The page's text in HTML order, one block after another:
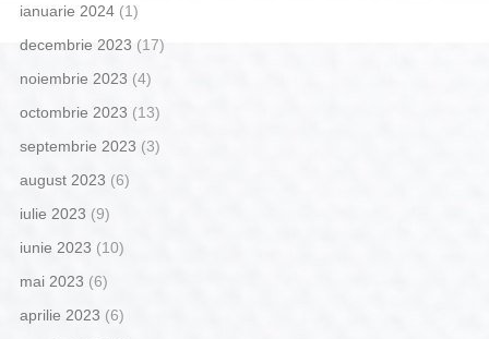
ianuarie 2024(1)
decembrie 2023 (17)
noiembrie 2023 (4)
octombrie 2023 (13)
septembrie 2023 (3)
august 2023 (6)
iulie 2023 (9)
iunie 2023 (10)
mai 2023 (6)
aprilie 2023 (6)